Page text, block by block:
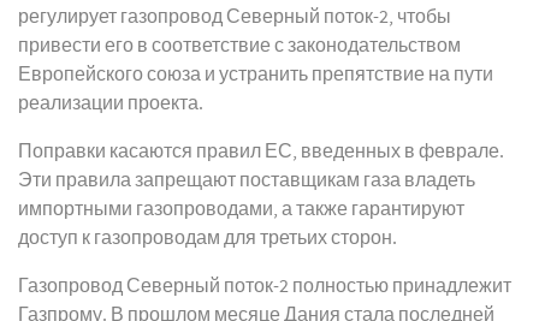
регулирует газопровод Северный поток-2, чтобы
привести его в соответствие с законодательством
Европейского союза и устранить препятствие на пути
реализации проекта.
Поправки касаются правил ЕС, введенных в феврале.
Эти правила запрещают поставщикам газа владеть
импортными газопроводами, а также гарантируют
доступ к газопроводам для третьих сторон.
Газопровод Северный поток-2 полностью принадлежит
Газпрому. В прошлом месяце Дания стала последней